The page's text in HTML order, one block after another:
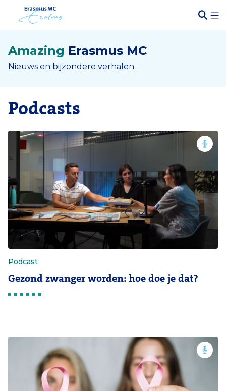
Amazing Erasmus MC
Nieuws en bijzondere verhalen
Podcasts
Podcast
Gezond zwanger worden: hoe doe je dat?